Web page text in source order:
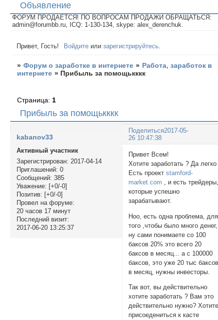
Объявление
ФОРУМ ПРОДАЕТСЯ! ПО ВОПРОСАМ ПРОДАЖИ ОБРАЩАТЬСЯ:
admin@forumbb.ru, ICQ: 1-130-134, skype: alex_derenchuk.
Привет, Гость! Войдите илизарегистрируйтесь
» Форум о заработке в интернете » Работа, заработок в
интернете » Прибыль за помощькккк
Прибыль за помощькккк
Страница: 1
Поделиться2017-05-
26 10:47:38
kabanov33
Активный участник
Зарегистрирован: 2017-04-14
Приглашений: 0
Сообщений: 385
Уважение: [+0/-0]
Позитив: [+0/-0]
Провел на форуме:
20 часов 17 минут
Последний визит:
2017-06-20 13:25:37
Привет Всем!
Хотите заработать ? Да
Есть проектstamford-
market.com , и есть
которые успешно
зарабатывают.
Ноо, есть одна проблема, для
того ,чтобы было много денег,
ну сами понимаете со 100
баксов 20% это всего 20
баксов в месяц... а с 100000
баксов, это уже 20 тыс
в месяц, нужны инвесторы.
Так вот, вы действительно
хотите заработать ? Вам это
действительно нужно?
присоедениться к касте